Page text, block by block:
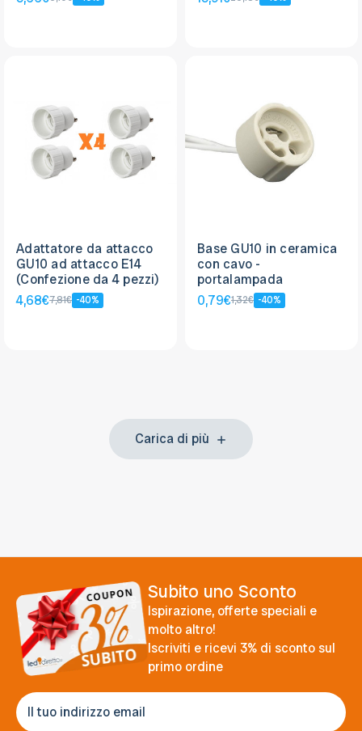
Adattatore da attacco
GU10 ad attacco E14
(Confezione da 4 pezzi)
4,68€7,81€ -40%
Base GU10 in ceramica
con cavo -
portalampada
0,79€1,32€ -40%
Carica di più
Subito uno Sconto
Ispirazione, offerte speciali e
molto altro!
Iscriviti e ricevi 3% di sconto sul
primo ordine